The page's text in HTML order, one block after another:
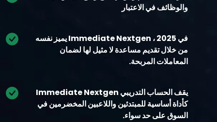
والوظائف في الاعتبار
في 2025 ، Immediate Nextgen يميز نفسه
من خلال تقديم مساعدة لا مثيل لها لضمان
المعاملات المربحة.
يقف الحساب التدريبي Immediate Nextgen
كأداة أساسية للمبتدئين واللاعبين المخضرمين في
السوق على حد سواء.